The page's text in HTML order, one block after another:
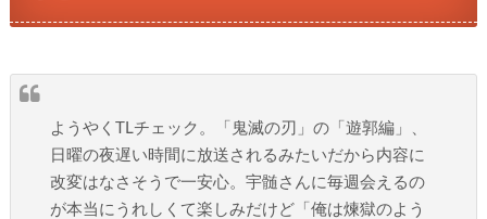
ようやくTLチェック。「鬼滅の刃」の「遊郭編」、
日曜の夜遅い時間に放送されるみたいだから内容に
改変はなさそうで一安心。宇髄さんに毎週会えるの
が本当にうれしくて楽しみだけど「俺は煉獄のよう